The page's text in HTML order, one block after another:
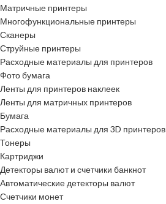
Матричные принтеры
Многофункциональные принтеры
Сканеры
Струйные принтеры
Расходные материалы для принтеров
Фото бумага
Ленты для принтеров наклеек
Ленты для матричных принтеров
Бумага
Расходные материалы для 3D принтеров
Тонеры
Картриджи
Детекторы валют и счетчики банкнот
Автоматические детекторы валют
Счетчики монет